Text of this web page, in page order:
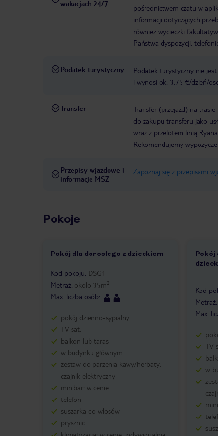
wakacjach 24/7
pośrednictwem czatu w
informacji dotyczących
również wycieczki
Państwa dyspozycji:
Podatek turystyczny
Podatek turystyczny nie
i wynosi ok. 3,75 €/dzień/
Transfer
Transfer (przejazd) na
do zakupu transferu jako
wraz z przelotem linią
Rekomendujemy
Przepisy wjazdowe i
informacje MSZ
Zapoznaj się z przepisami
Pokoje
Pokój dla dorosłego z dzieckiem
Kod pokoju: DSG1
Metraż: około 35m2
Max. liczba osób:
pokój dzienno-sypialny
TV sat.
balkon lub taras
w budynku głównym
zestaw do parzenia kawy/herbaty,
czajnik elektryczny
minibar: w cenie
telefon
suszarka do włosów
prysznic
klimatyzacja: w cenie, indywidualnie
Pokój
1 /
Kod
Metraż:
Max.
TV
w